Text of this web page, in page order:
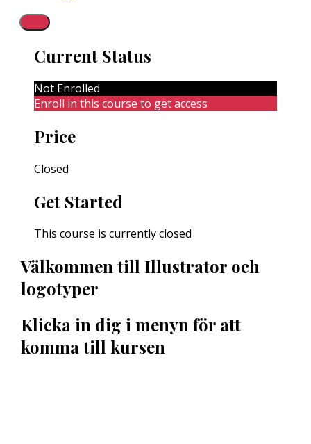
Current Status
Not Enrolled
Enroll in this course to get access
Price
Closed
Get Started
This course is currently closed
Välkommen till Illustrator och
logotyper
Klicka in dig i menyn för att
komma till kursen